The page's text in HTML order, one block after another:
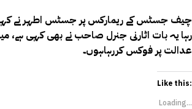
چیف جسٹس کے ریمارکس پر جسٹس اطہر نے
رہا یہ بات اٹارنی جنرل صاحب نے بھی کہی ہے،
عدالت پر فوکس کررہاہوں۔
Like this:
Loading...